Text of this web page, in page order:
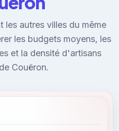
les autres villes du même
les budgets moyens, les
et la densité d'artisans
Couëron.